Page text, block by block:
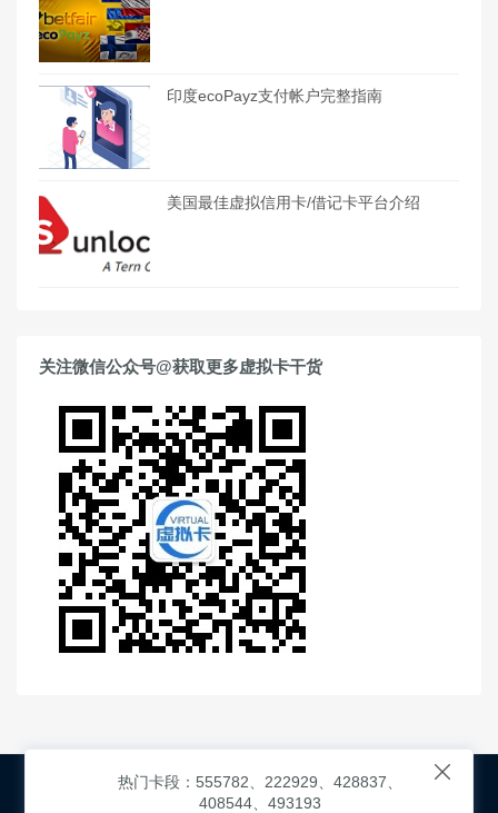
印度ecoPayz支付帐户完整指南
美国最佳虚拟信用卡/借记卡平台介绍
关注微信公众号@获取更多虚拟卡干货
虚拟信用卡之家本次查询请求：91 页面生成耗时：
16.18045 沪2546854号

热门卡段：555782、222929、428837、
408544、493193